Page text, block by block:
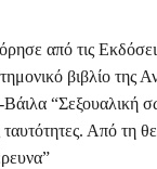
από τις
βιβλίο της
“Σεξουαλική
Από τη